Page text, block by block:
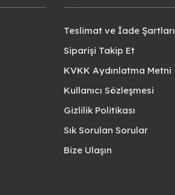
Teslimat ve İade Şartları
Siparişi Takip Et
KVKK Aydınlatma Metni
Kullanıcı Sözleşmesi
Gizlilik Politikası
Sık Sorulan Sorular
Bize Ulaşın